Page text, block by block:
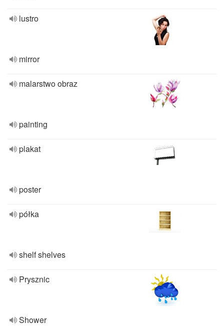
lustro
mirror
malarstwo obraz
painting
plakat
poster
półka
shelf shelves
Prysznic
Shower